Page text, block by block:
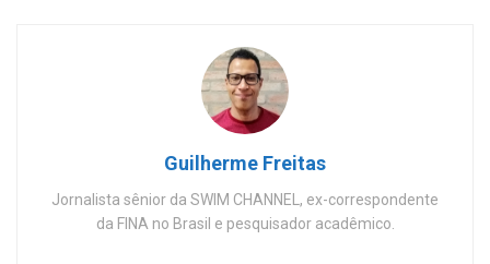
Guilherme Freitas
Jornalista sênior da SWIM CHANNEL, ex-correspondente
da FINA no Brasil e pesquisador acadêmico.